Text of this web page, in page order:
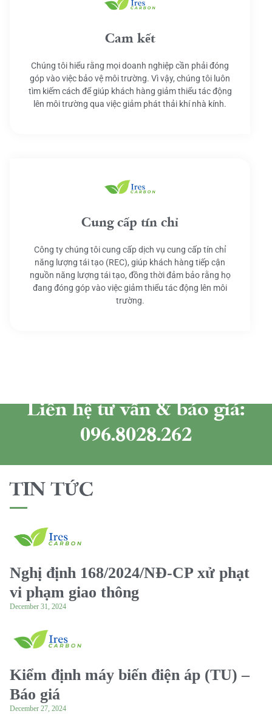
Cam kết
Chúng tôi hiểu rằng mọi doanh nghiệp cần phải đóng
góp vào việc bảo vệ môi trường. Vì vậy, chúng tôi luôn
tìm kiếm cách để giúp khách hàng giảm thiểu tác động
lên môi trường qua việc giảm phát thải khí nhà kính.
Cung cấp tín chỉ
Công ty chúng tôi cung cấp dịch vụ cung cấp tín chỉ
năng lượng tái tạo (REC), giúp khách hàng tiếp cận
nguồn năng lượng tái tạo, đồng thời đảm bảo rằng họ
đang đóng góp vào việc giảm thiểu tác động lên môi
trường.
Liên hệ tư vấn & báo giá:
096.8028.262
TIN TỨC
Nghị định 168/2024/NĐ-CP xử phạt
vi phạm giao thông
December 31, 2024
Kiểm định máy biến điện áp (TU) –
Báo giá
December 27, 2024